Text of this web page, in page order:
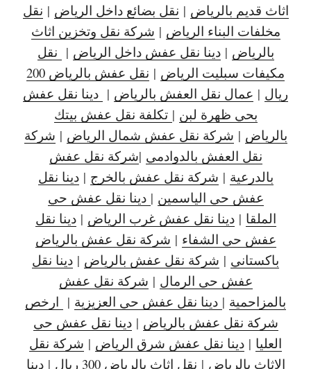
اثاث قديم بالرياض | نقل بضائع داخل الرياض | نقل
مخلفات البناء الرياض | شركة نقل وتخزين اثاث
بالرياض |دينا نقل عفش داخل الرياض | نقل
مكيفات سبليت الرياض |
نقل عفش بالرياض 200
ريال | عمال نقل العفش بالرياض | دينا نقل عفش
بحي ظهرة لبن | تكلفة نقل عفش بيتك
بالرياض | شركة نقل عفش شمال الرياض | شركة
نقل العفش بالدوادمي |شركة نقل عفش
بالدرعية | شركة نقل عفش بالخرج |دينا نقل
عفش حي الياسمين | دينا نقل عفش حي
الملقا |دينا نقل عفش غرب الرياض |دينا نقل
عفش حي الشفاء | شركة نقل عفش بالرياض
باكستاني | شركة نقل عفش بالرياض | دينا نقل
عفش حي الرمال | شركة نقل عفش
بالمزاحمية | دينا نقل عفش حي العزيزية | ارخص
شركة نقل عفش بالرياض |دينا نقل عفش حي
العليا | دينا نقل عفش شرق الرياض | شركة نقل
الاثاث بالرياض | نقل اثاث بالرياض 300 ريال |دينا